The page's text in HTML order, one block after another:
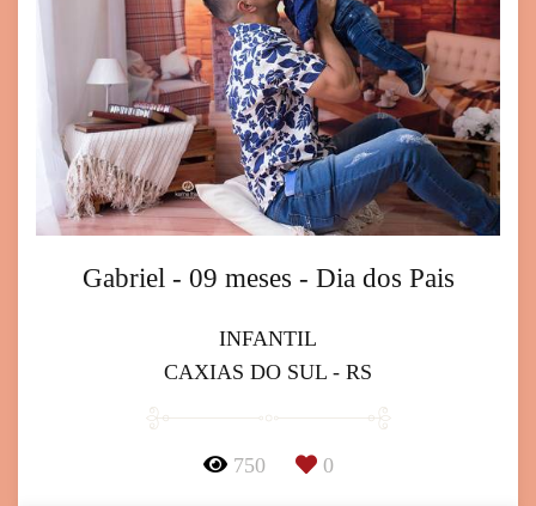
Gabriel - 09 meses - Dia dos Pais
INFANTIL
CAXIAS DO SUL - RS
750 0